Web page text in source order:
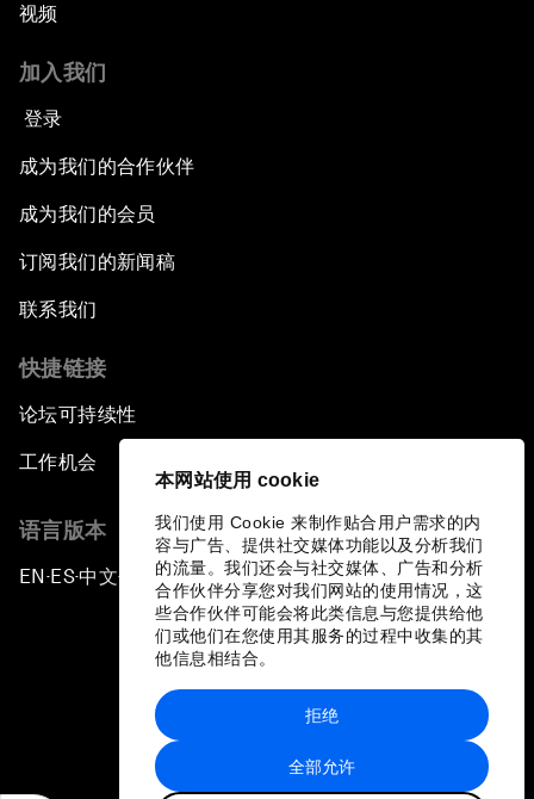
本网站使用 cookie
我们使用 Cookie 来制作贴合用户需求的内
容与广告、提供社交媒体功能以及分析我们
的流量。我们还会与社交媒体、广告和分析
合作伙伴分享您对我们网站的使用情况，这
些合作伙伴可能会将此类信息与您提供给他
们或他们在您使用其服务的过程中收集的其
他信息相结合。
全部允许
拒绝
视频
加入我们
登录
成为我们的合作伙伴
成为我们的会员
订阅我们的新闻稿
联系我们
快捷链接
论坛可持续性
工作机会
语言版本
EN ▪ES▪中文▪ 日本語
站点地图